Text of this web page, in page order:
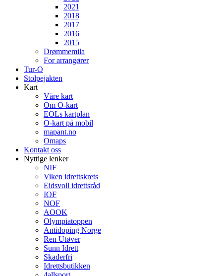
2021
2018
2017
2016
2015
Drømmemila
For arrangører
Tur-O
Stolpejakten
Kart
Våre kart
Om O-kart
EOLs kartplan
O-kart på mobil
mapant.no
Omaps
Kontakt oss
Nyttige lenker
NIF
Viken idrettskrets
Eidsvoll idrettsråd
IOF
NOF
AOOK
Olympiatoppen
Antidoping Norge
Ren Utøver
Sunn Idrett
Skaderfri
Idrettsbutikken